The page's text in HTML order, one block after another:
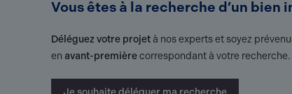
Vous êtes à la recherche d’un bien
Déléguez votre projetà nos experts et soyez
en avant-premièrecorrespondant à votre recherche.